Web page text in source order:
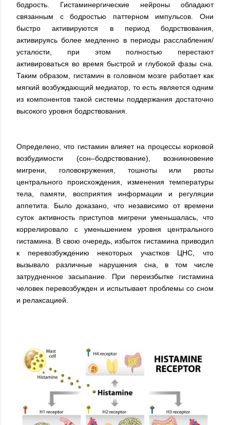
бодрость. Гистаминергические нейроны обладают
связанным с бодростью паттерном импульсов. Они
быстро активируются в период бодрствования,
активируясь более медленно в периоды расслабления/
усталости, при этом полностью перестают
активироваться во время быстрой и глубокой фазы сна.
Таким образом, гистамин в головном мозге работает как
мягкий возбуждающий медиатор, то есть является одним
из компонентов такой системы поддержания достаточно
высокого уровня бодрствования.
Определено, что гистамин влияет на процессы корковой
возбудимости (сон–бодрствование), возникновение
мигрени, головокружения, тошноты или рвоты
центрального происхождения, изменения температуры
тела, памяти, восприятия информации и регуляции
аппетита. Было доказано, что независимо от времени
суток активность приступов мигрени уменьшалась, что
коррелировало с уменьшением уровня центрального
гистамина. В свою очередь, избыток гистамина приводил
к перевозбуждению некоторых участков ЦНС, что
вызывало различные нарушения сна, в том числе
затрудненное засыпание. При переизбытке гистамина
человек перевозбужден и испытывает проблемы со сном
и релаксацией.